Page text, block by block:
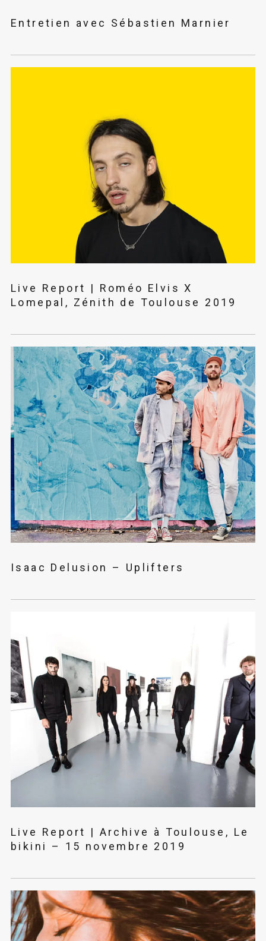
Entretien avec Sébastien Marnier
Live Report | Roméo Elvis X
Lomepal, Zénith de Toulouse 2019
Isaac Delusion – Uplifters
Live Report | Archive à Toulouse, Le
bikini – 15 novembre 2019